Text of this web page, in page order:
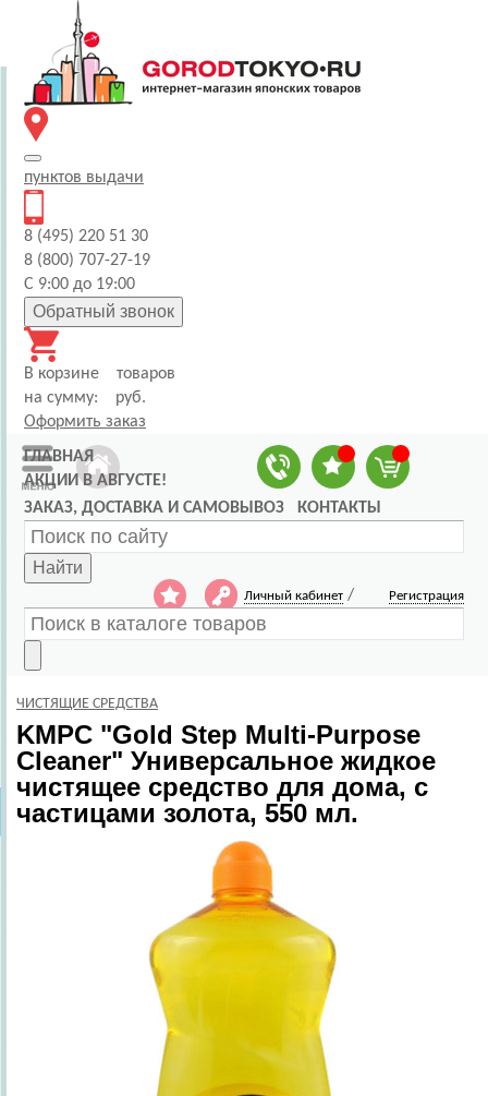
пунктов выдачи
8 (495) 220 51 30
8 (800) 707-27-19
С 9:00 до 19:00
Обратный звонок
В корзине
товаров
на сумму:
руб.
Оформить заказ
ГЛАВНАЯ
АКЦИИ В АВГУСТЕ!
ЗАКАЗ, ДОСТАВКА И САМОВЫВОЗ
КОНТАКТЫ
Найти
Личный кабинет / Регистрация
ЧИСТЯЩИЕ СРЕДСТВА
KMPC "Gold Step Multi-Purpose
Cleaner" Универсальное жидкое
чистящее средство для дома, с
частицами золота, 550 мл.